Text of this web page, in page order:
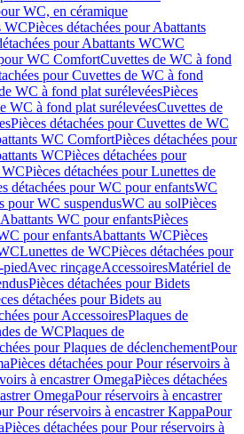
WC, en céramique
WCPièces détachées pour Abattants
pour Abattants WCWC
WC ComfortCuvettes de WC à fond
pour Cuvettes de WC à fond
WC à fond plat surélevéesPièces
WC à fond plat surélevéesCuvettes de
Pièces détachées pour Cuvettes de WC
WC ComfortPièces détachées pour
WCPièces détachées pour
WCPièces détachées pour Lunettes de
détachées pour WC pour enfantsWC
pour WC suspendusWC au solPièces
Abattants WC pour enfantsPièces
pour enfantsAbattants WCPièces
Lunettes de WCPièces détachées pour
Avec rinçageAccessoiresMatériel de
Pièces détachées pour Bidets
détachées pour Bidets au
pour AccessoiresPlaques de
de WCPlaques de
pour Plaques de déclenchementPour
Pièces détachées pour Pour réservoirs à
à encastrer OmegaPièces détachées
OmegaPour réservoirs à encastrer
Pour réservoirs à encastrer KappaPour
Pièces détachées pour Pour réservoirs à